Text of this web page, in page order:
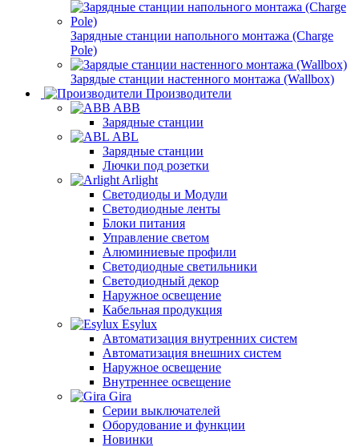
Зарядные станции напольного монтажа (Charge
Pole)
Зарядые станции настенного монтажа (Wallbox)
Производители
ABB
Зарядные станции
ABL
Зарядные станции
Лючки под розетки
Arlight
Светодиоды и Модули
Светодиодные ленты
Блоки питания
Управление светом
Алюминиевые профили
Светодиодные светильники
Светодиодный декор
Наружное освещение
Кабельная продукция
Esylux
Автоматизация внутренних систем
Автоматизация внешних систем
Наружное освещение
Внутреннее освещение
Gira
Серии выключателей
Оборудование и функции
Новинки